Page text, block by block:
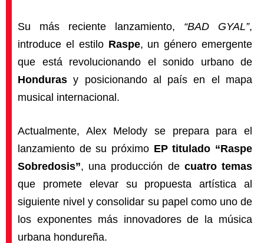
Su más reciente lanzamiento, “BAD GYAL”,
introduce el estilo Raspe, un género emergente
que está revolucionando el sonido urbano de
Honduras y posicionando al país en el mapa
musical internacional.
Actualmente, Alex Melody se prepara para el
lanzamiento de su próximo EP titulado “Raspe
Sobredosis”, una producción de cuatro temas
que promete elevar su propuesta artística al
siguiente nivel y consolidar su papel como uno de
los exponentes más innovadores de la música
urbana hondureña.